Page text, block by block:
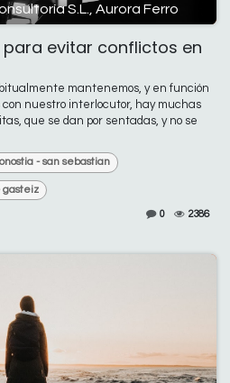
S.L., Aurora Ferro
evitar conflictos en
mantenemos, y en función
nuestro interlocutor, hay muchas
que se dan por sentadas, y no se
- san sebastian
gasteiz
0 2386